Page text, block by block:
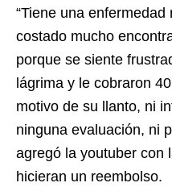
“Tiene una
costado mucho
porque se siente
lágrima y le cobraron
motivo de su llanto, ni
ninguna evaluación, ni
agregó la youtuber con
hicieran un reembolso.